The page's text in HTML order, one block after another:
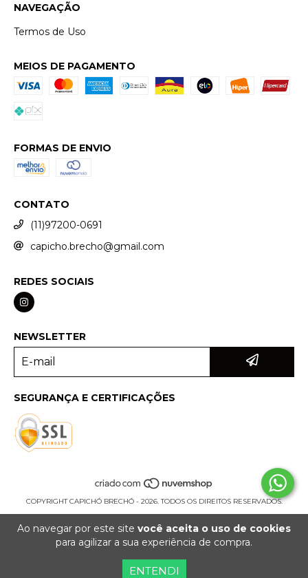
Ao navegar por este site você aceita o uso de cookies
para agilizar a sua experiência de compra.
ENTENDI
NAVEGAÇÃO
Termos de Uso
MEIOS DE PAGAMENTO
FORMAS DE ENVIO
CONTATO
(11)97200-0691
capicho.brecho@gmail.com
REDES SOCIAIS
NEWSLETTER
SEGURANÇA E CERTIFICAÇÕES
COPYRIGHT CAPICHÓ BRECHÓ - 2026. TODOS OS DIREITOS RESERVADOS.